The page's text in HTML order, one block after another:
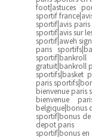
foot|astuces
sportif
sportif|avis
sportif|avis sur
sportif|aweh
paris
gratuit|bankroll
sportifs|basket
paris
bienvenue paris
bienvenue
belgique|bonus
sportif|bonus
depot paris
sportif|bonus